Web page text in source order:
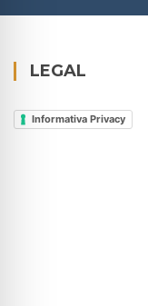
LEGAL
Informativa Privacy